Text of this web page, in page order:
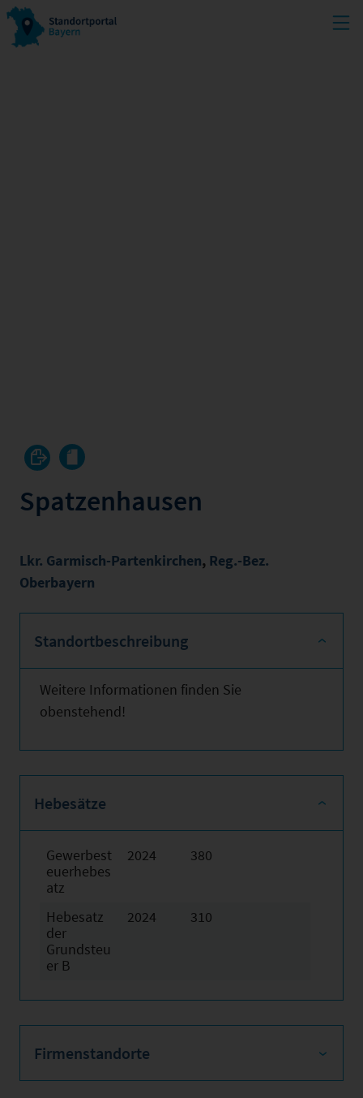
Spatzenhausen
Lkr. Garmisch-Partenkirchen, Reg.-Bez.
Oberbayern
Standortbeschreibung
Weitere Informationen finden Sie
obenstehend!
Hebesätze
Gewerbest
euerhebes
atz
2024 380
Hebesatz
der
Grundsteu
er B
2024 310
Firmenstandorte